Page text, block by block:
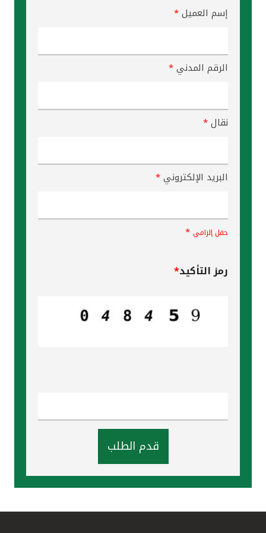
إسم العميل*
الرقم المدني*
نقال*
البريد الإلكتروني*
حقل إلزامي *
رمز التأكيد*
قدم الطلب